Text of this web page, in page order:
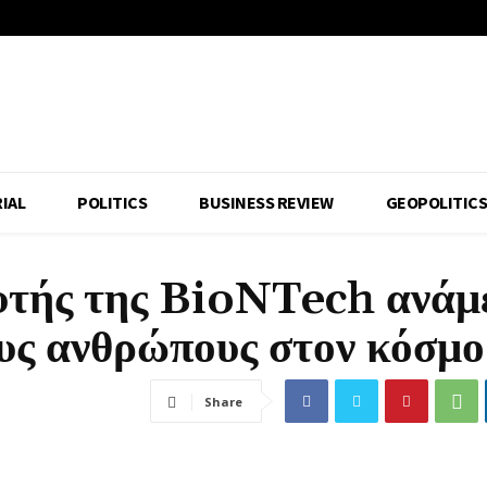
POLITICS BUSINESS REVIEW GEOPOLITICS
της BioNTech
ανθρώπους στον κόσμο
Share